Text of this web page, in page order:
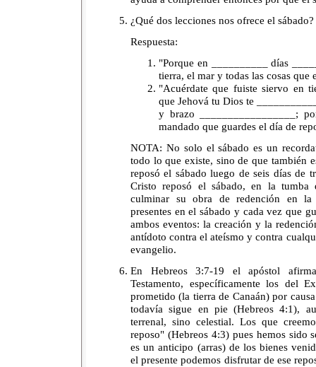
¿Qué dos lecciones nos ofrece el sábado?
Respuesta:
"Porque en __________ días
tierra, el mar y todas las cosas
"Acuérdate que fuiste siervo en
que Jehová tu Dios te
y brazo _________________;
mandado que guardes el día de
NOTA: No solo el sábado es un
todo lo que existe, sino de que también
reposó el sábado luego de seis días de
Cristo reposó el sábado, en la tumba
culminar su obra de redención en la
presentes en el sábado y cada vez que
ambos eventos: la creación y la
antídoto contra el ateísmo y contra
evangelio.
En Hebreos 3:7-19 el apóstol
Testamento, específicamente los del
prometido (la tierra de Canaán) por
todavía sigue en pie (Hebreos 4:1),
terrenal, sino celestial. Los que
reposo" (Hebreos 4:3) pues hemos sido
es un anticipo (arras) de los bienes
el presente podemos disfrutar de ese